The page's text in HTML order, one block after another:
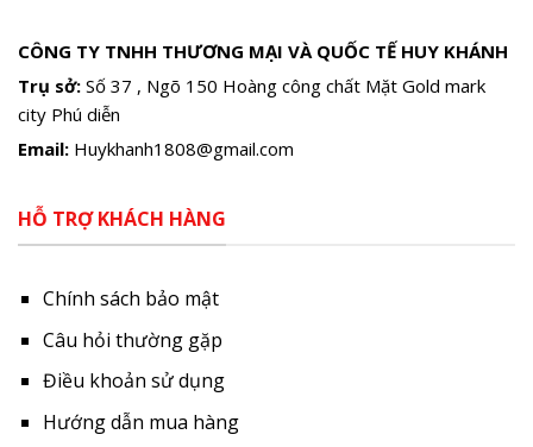
CÔNG TY TNHH THƯƠNG MẠI VÀ QUỐC TẾ HUY KHÁNH
Trụ sở: Số 37 , Ngõ 150 Hoàng công chất Mặt Gold mark
city Phú diễn
Email: Huykhanh1808@gmail.com
HỖ TRỢ KHÁCH HÀNG
Chính sách bảo mật
Câu hỏi thường gặp
Điều khoản sử dụng
Hướng dẫn mua hàng